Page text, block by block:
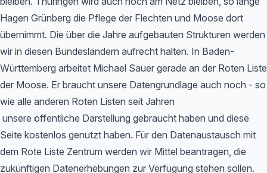
Hagen Grünberg die Pflege der Flechten und Moose dort
übernimmt. Die über die Jahre aufgebauten Strukturen werden
wir in diesen Bundesländern aufrecht halten. In Baden-
Württemberg arbeitet Michael Sauer gerade an der Roten Liste
der Moose. Er braucht unsere Datengrundlage auch noch - so
wie alle anderen Roten Listen seit Jahren
unsere öffentliche Darstellung gebraucht haben und diese
Seite kostenlos genutzt haben. Für den Datenaustausch mit
dem Rote Liste Zentrum werden wir Mittel beantragen, die
zukünftigen Datenerhebungen zur Verfügung stehen sollen.